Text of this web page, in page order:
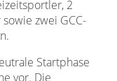
2
zwei GCC-
Startphase
vor. Die